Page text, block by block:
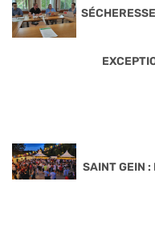
SAINT GEIN :